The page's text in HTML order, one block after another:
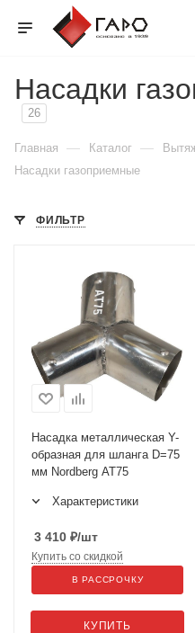
Насадки
26
Главная — Каталог —
Насадки газоприемные
ФИЛЬТР
Насадка металлическая Y-
образная для шланга D=75
мм Nordberg AT75
Характеристики
3 410 ₽/шт
КУПИТЬ
Купить со скидкой
В РАССРОЧКУ